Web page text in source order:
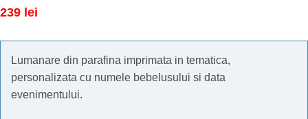
239 lei
Lumanare din parafina imprimata in tematica,
personalizata cu numele bebelusului si data
evenimentului.